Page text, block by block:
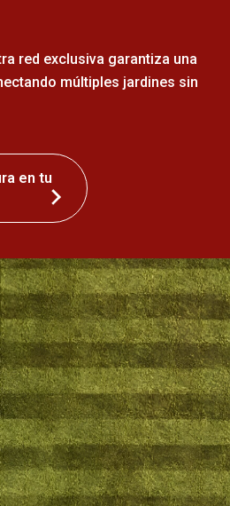
red exclusiva garantiza una
múltiples jardines sin
en tu